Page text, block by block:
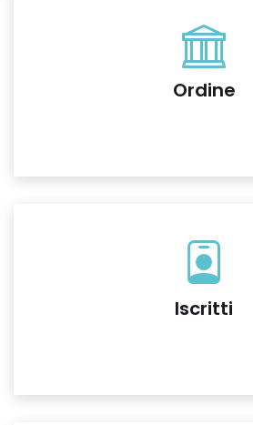
Ordine
Iscritti